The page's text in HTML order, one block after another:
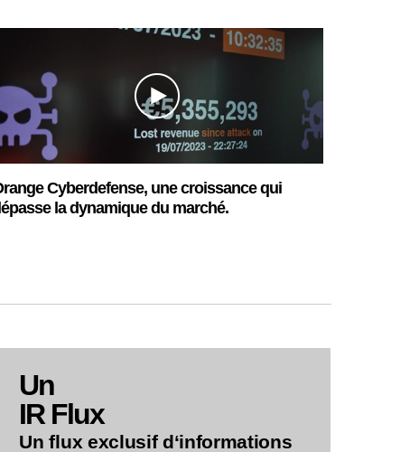
Cyberdefense, une croissance qui
la dynamique du marché.
Un
IR Flux
Un flux exclusif d‘informations